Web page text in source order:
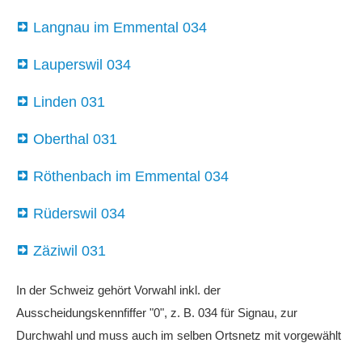
Langnau im Emmental 034
Lauperswil 034
Linden 031
Oberthal 031
Röthenbach im Emmental 034
Rüderswil 034
Zäziwil 031
In der Schweiz gehört Vorwahl inkl. der
Ausscheidungskennfiffer "0", z. B. 034 für Signau, zur
Durchwahl und muss auch im selben Ortsnetz mit vorgewählt